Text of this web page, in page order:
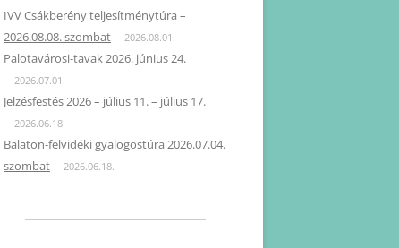
IVV Csákberény teljesítménytúra –
2026.08.08. szombat
2026.08.01.
Palotavárosi-tavak 2026. június 24.
2026.07.01.
Jelzésfestés 2026 – július 11. – július 17.
2026.06.18.
Balaton-felvidéki gyalogostúra 2026.07.04.
szombat
2026.06.18.